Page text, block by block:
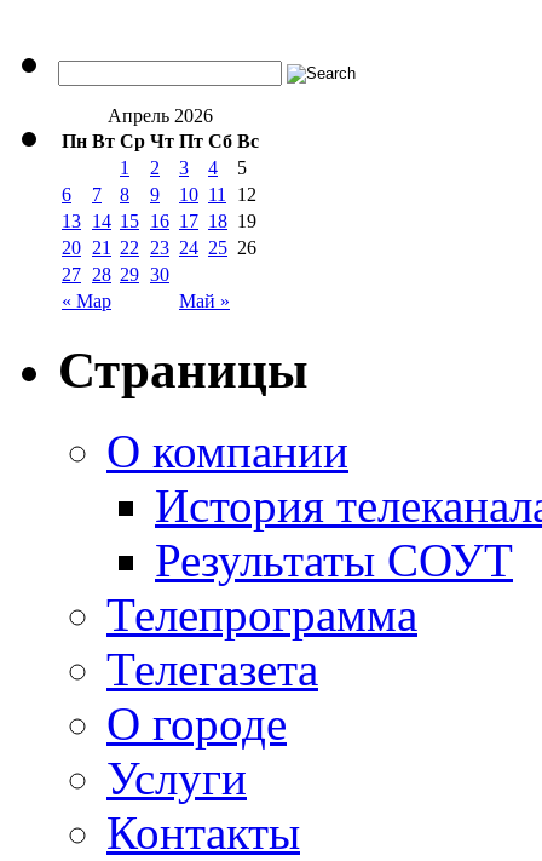
Апрель 2026
Пн Вт Ср Чт Пт Сб Вс
« Мар Май »
1 2 3 4
5
6
7 8 9 10 11
12
13 14 15 16 17 18 19
20 21 22 23 24 25 26
27 28 29 30
Страницы
О компании
История
Результаты СОУТ
Телепрограмма
Телегазета
О городе
Услуги
Контакты